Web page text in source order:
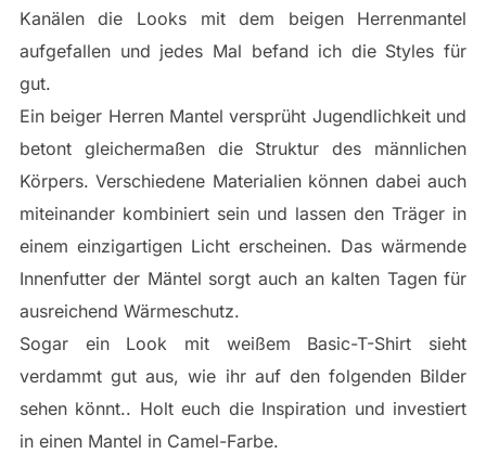
Kanälen die Looks mit dem beigen Herrenmantel
aufgefallen und jedes Mal befand ich die Styles für
gut.
Ein beiger Herren Mantel versprüht Jugendlichkeit und
betont gleichermaßen die Struktur des männlichen
Körpers. Verschiedene Materialien können dabei auch
miteinander kombiniert sein und lassen den Träger in
einem einzigartigen Licht erscheinen. Das wärmende
Innenfutter der Mäntel sorgt auch an kalten Tagen für
ausreichend Wärmeschutz.
Sogar ein Look mit weißem Basic-T-Shirt sieht
verdammt gut aus, wie ihr auf den folgenden Bilder
sehen könnt.. Holt euch die Inspiration und investiert
in einen Mantel in Camel-Farbe.